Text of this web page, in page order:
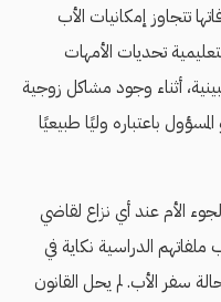
تتجاوز إمكانيات الأب
تحديات الأمهات
أثناء وجود مشاكل زوجية
باعتباره وليًا طبيعيًا
الأم عند أي نزاع لقاضي
ملفاتهم الدراسية نكاية في
سفر الأب. لم يحل القانون